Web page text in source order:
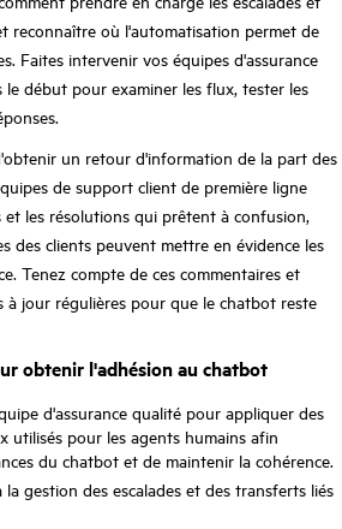
reconnaître où l'automatisation permet de
Faites intervenir vos équipes d'assurance
début pour examiner les flux, tester les
un retour d'information de la part des
de support client de première ligne
et les résolutions qui prêtent à confusion,
des clients peuvent mettre en évidence les
Tenez compte de ces commentaires et
à jour régulières pour que le chatbot reste
obtenir l'adhésion au chatbot
d'assurance qualité pour appliquer des
utilisés pour les agents humains afin
du chatbot et de maintenir la cohérence.
gestion des escalades et des transferts liés